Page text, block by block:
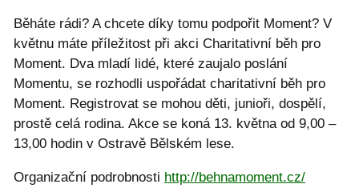
Běháte rádi? A chcete díky tomu podpořit Moment? V
květnu máte příležitost při akci Charitativní běh pro
Moment. Dva mladí lidé, které zaujalo poslání
Momentu, se rozhodli uspořádat charitativní běh pro
Moment. Registrovat se mohou děti, junioři, dospělí,
prostě celá rodina. Akce se koná 13. května od 9,00 –
13,00 hodin v Ostravě Bělském lese.
Organizační podrobnosti http://behnamoment.cz/